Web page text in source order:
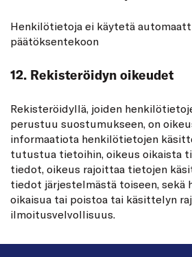
Henkilötietoja ei käytetä
päätöksentekoon
12. Rekisteröidyn oikeudet
Rekisteröidyllä, joiden
perustuu suostumukseen, on
informaatiota henkilötietojen
tutustua tietoihin, oikeus oikaista
tiedot, oikeus rajoittaa tietojen
tiedot järjestelmästä toiseen, sekä
oikaisua tai poistoa tai käsittelyn
ilmoitusvelvollisuus.